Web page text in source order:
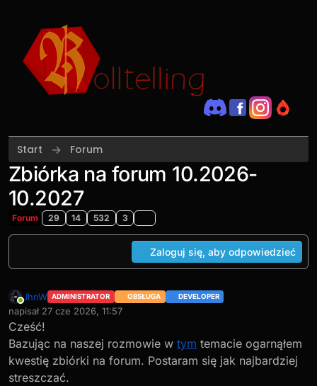
Start Forum
Zbiórka na forum 10.2026-
10.2027
Forum 29 14 532 3
Zaloguj się, aby odpowiedzieć
Online
JhnW ADMINISTRATOR OBSŁUGA DEVELOPER
napisał 27 cze 2026, 11:57
ostatnio edytowany przez JhnW
Cześć!
Bazując na naszej rozmowie w tym temacie ogarnąłem
kwestię zbiórki na forum. Postaram się jak najbardziej
streszczać.